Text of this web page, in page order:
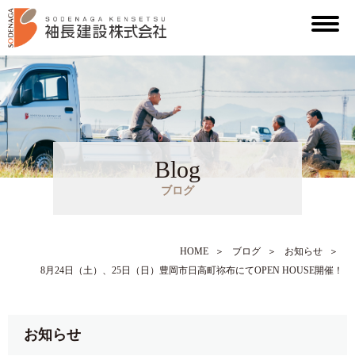
Blog
ブログ
HOME ＞ ブログ ＞ お知らせ
＞
8月24日（土）、25日（日）豊岡市日高町祢布にてOPEN HOUSE開催！
お知らせ